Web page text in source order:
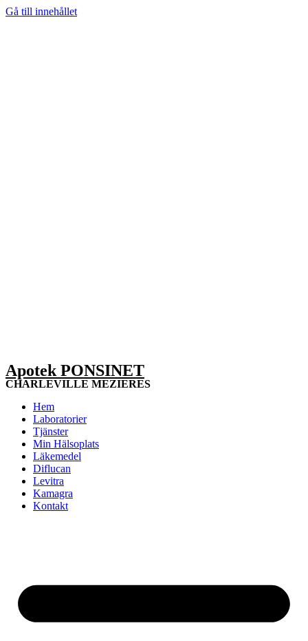
Gå till innehållet
Apotek PONSINET
CHARLEVILLE MEZIERES
Hem
Laboratorier
Tjänster
Min Hälsoplats
Läkemedel
Diflucan
Levitra
Kamagra
Kontakt